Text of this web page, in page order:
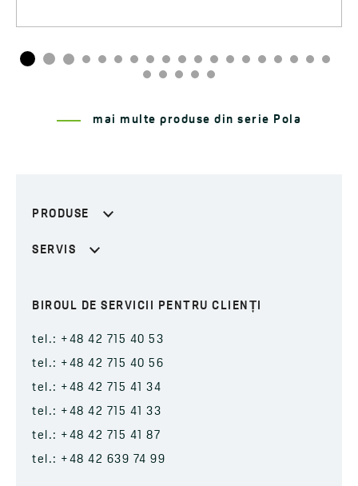
mai multe produse din serie Pola
PRODUSE
SERVIS
BIROUL DE SERVICII PENTRU CLIENȚI
tel.: +48 42 715 40 53
tel.: +48 42 715 40 56
tel.: +48 42 715 41 34
tel.: +48 42 715 41 33
tel.: +48 42 715 41 87
tel.: +48 42 639 74 99